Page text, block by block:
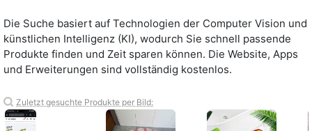
Die Suche basiert auf Technologien der Computer Vision und
künstlichen Intelligenz (KI), wodurch Sie schnell passende
Produkte finden und Zeit sparen können. Die Website, Apps
und Erweiterungen sind vollständig kostenlos.
Zuletzt gesuchte Produkte per Bild: